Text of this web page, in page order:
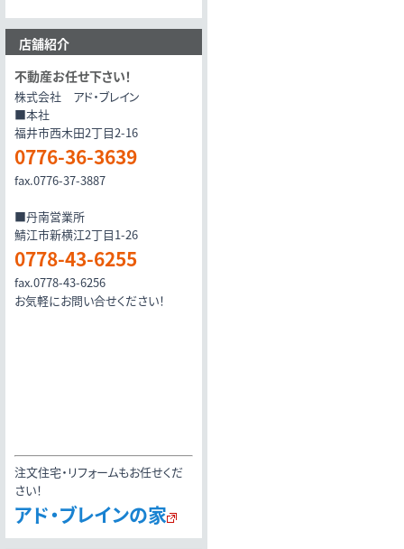
店舗紹介
不動産お任せ下さい！
株式会社 アド・ブレイン
■本社
福井市西木田2丁目2-16
0776-36-3639
fax.0776-37-3887
■丹南営業所
鯖江市新横江2丁目1-26
0778-43-6255
fax.0778-43-6256
お気軽にお問い合せください！
注文住宅・リフォームもお任せくだ
さい！
アド・ブレインの家